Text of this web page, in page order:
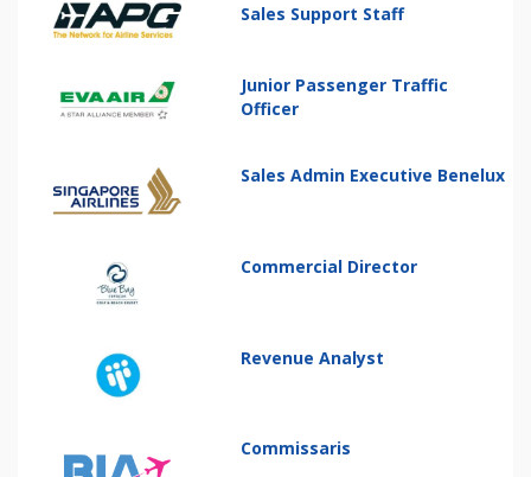
Sales Support Staff
Junior Passenger Traffic
Officer
Sales Admin Executive Benelux
Commercial Director
Revenue Analyst
Commissaris